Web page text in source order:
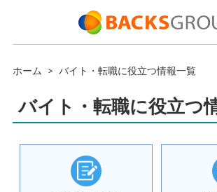
ホーム > バイト・転職に役立つ情報一覧
バイト・転職に役立つ